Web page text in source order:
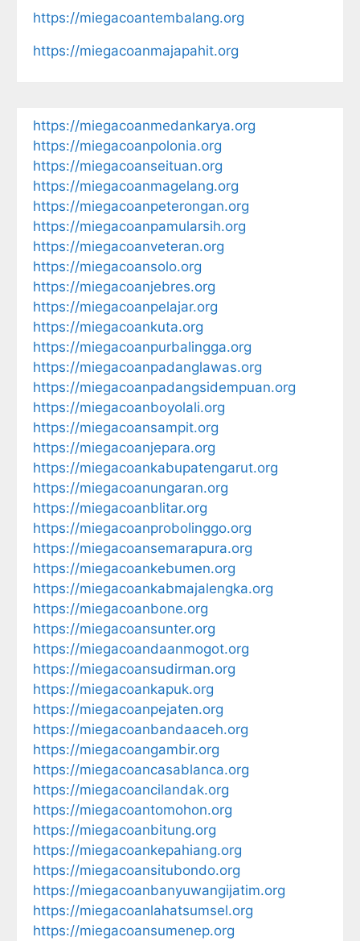
https://miegacoantembalang.org
https://miegacoanmajapahit.org
https://miegacoanmedankarya.org
https://miegacoanpolonia.org
https://miegacoanseituan.org
https://miegacoanmagelang.org
https://miegacoanpeterongan.org
https://miegacoanpamularsih.org
https://miegacoanveteran.org
https://miegacoansolo.org
https://miegacoanjebres.org
https://miegacoanpelajar.org
https://miegacoankuta.org
https://miegacoanpurbalingga.org
https://miegacoanpadanglawas.org
https://miegacoanpadangsidempuan.org
https://miegacoanboyolali.org
https://miegacoansampit.org
https://miegacoanjepara.org
https://miegacoankabupatengarut.org
https://miegacoanungaran.org
https://miegacoanblitar.org
https://miegacoanprobolinggo.org
https://miegacoansemarapura.org
https://miegacoankebumen.org
https://miegacoankabmajalengka.org
https://miegacoanbone.org
https://miegacoansunter.org
https://miegacoandaanmogot.org
https://miegacoansudirman.org
https://miegacoankapuk.org
https://miegacoanpejaten.org
https://miegacoanbandaaceh.org
https://miegacoangambir.org
https://miegacoancasablanca.org
https://miegacoancilandak.org
https://miegacoantomohon.org
https://miegacoanbitung.org
https://miegacoankepahiang.org
https://miegacoansitubondo.org
https://miegacoanbanyuwangijatim.org
https://miegacoanlahatsumsel.org
https://miegacoansumenep.org